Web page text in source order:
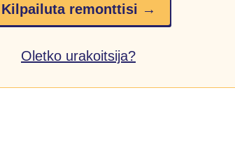
Kilpailuta remonttisi →
Oletko urakoitsija?